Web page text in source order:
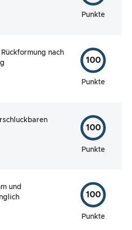
Punkte
nach
100
Punkte
100
Punkte
und
100
Punkte